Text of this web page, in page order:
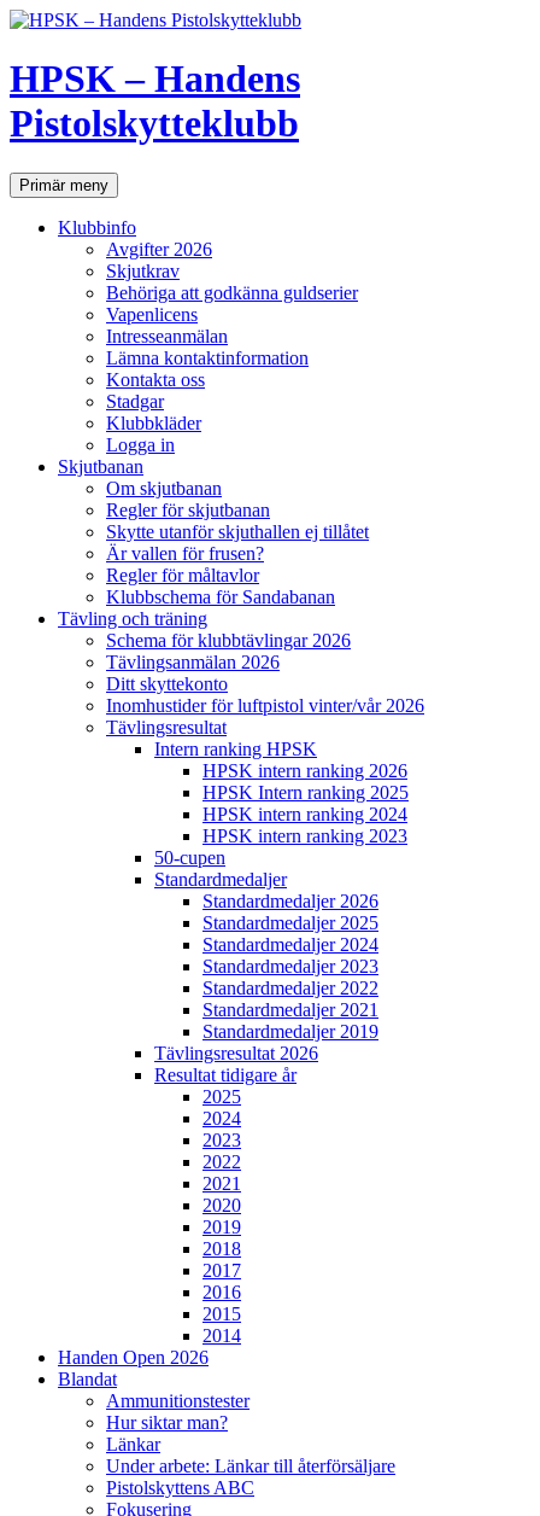
Hoppa
innehåll
HPSK – Handens
Pistolskytteklubb
SökPrimär meny
Klubbinfo
Avgifter 2026
Skjutkrav
Behöriga att godkänna guldserier
Vapenlicens
Intresseanmälan
Lämna kontaktinformation
Kontakta oss
Stadgar
Klubbkläder
Logga in
Skjutbanan
Om skjutbanan
Regler för skjutbanan
Skytte utanför skjuthallen ej tillåtet
Är vallen för frusen?
Regler för måltavlor
Klubbschema för Sandabanan
Tävling och träning
Schema för klubbtävlingar 2026
Tävlingsanmälan 2026
Ditt skyttekonto
Inomhustider för luftpistol vinter/vår 2026
Tävlingsresultat
Intern ranking HPSK
HPSK intern ranking 2026
HPSK Intern ranking 2025
HPSK intern ranking 2024
HPSK intern ranking 2023
50-cupen
Standardmedaljer
Standardmedaljer 2026
Standardmedaljer 2025
Standardmedaljer 2024
Standardmedaljer 2023
Standardmedaljer 2022
Standardmedaljer 2021
Standardmedaljer 2019
Tävlingsresultat 2026
Resultat tidigare år
2025
2024
2023
2022
2021
2020
2019
2018
2017
2016
2015
2014
Handen Open 2026
Blandat
Ammunitionstester
Hur siktar man?
Länkar
Under arbete: Länkar till återförsäljare
Pistolskyttens ABC
Fokusering